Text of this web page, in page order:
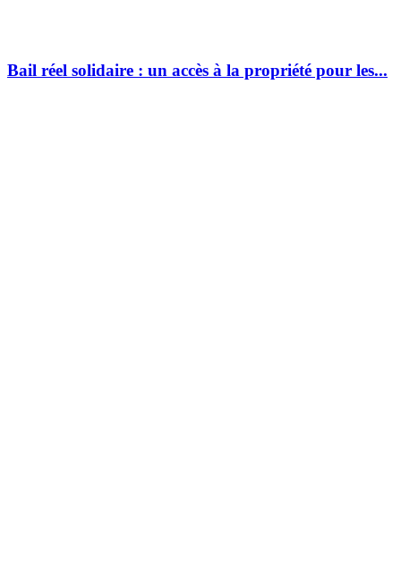
Bail réel solidaire : un accès à la propriété pour les...